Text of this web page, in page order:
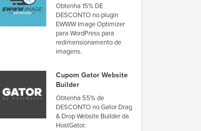
Obtenha 15% DE
DESCONTO no plugin
EWWW Image Optimizer
para WordPress para
redimensionamento de
imagens.
Cupom Gator Website
Builder
Obtenha 55% de
DESCONTO no Gator Drag
& Drop Website Builder da
HostGator.